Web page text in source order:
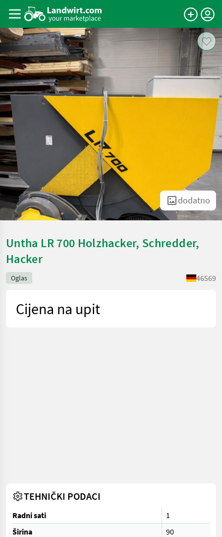
dodatno
Untha LR 700 Holzhacker, Schredder,
Hacker
Oglas 46569
Cijena na upit
TEHNIČKI PODACI
Radni sati
1
Širina
90